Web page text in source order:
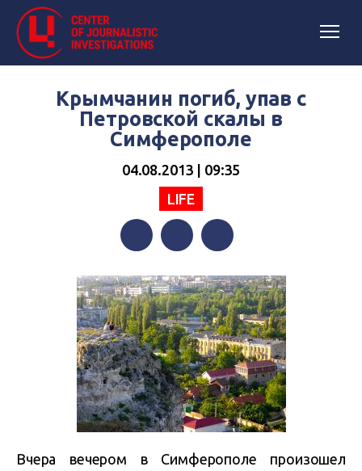
Крымчанин погиб, упав с
Петровской скалы в
Симферополе
04.08.2013 | 09:35
LIFE
Вчера вечером в Симферополе произошел